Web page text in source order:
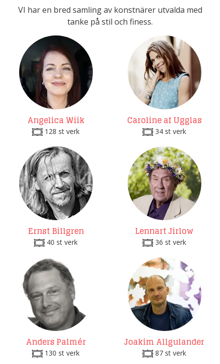
VI har en bred samling av konstnärer utvalda med
tanke på stil och finess.
Angelica Wiik
128 st verk
Caroline af Ugglas
34 st verk
Ernst Billgren
40 st verk
Lennart Jirlow
36 st verk
Anders Palmér
130 st verk
Joakim Allgulander
87 st verk